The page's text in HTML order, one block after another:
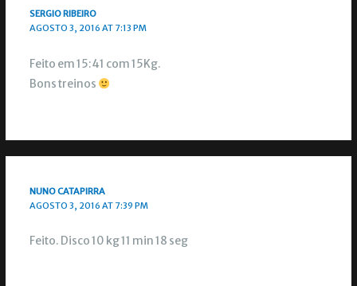
SERGIO RIBEIRO
AGOSTO 3, 2016 AT 7:13 PM
Feito em 15:41 com 15Kg.
Bons treinos
NUNO CATAPIRRA
AGOSTO 3, 2016 AT 7:39 PM
Feito. Disco 10 kg 11 min 18 seg